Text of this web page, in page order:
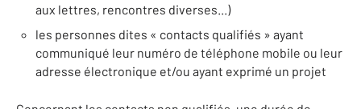
aux lettres, rencontres diverses...)
les personnes dites « contacts qualifiés » ayant
communiqué leur numéro de téléphone mobile ou leur
adresse électronique et/ou ayant exprimé un projet